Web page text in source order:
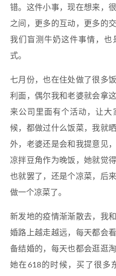
错。这件小事，现在想来，
之间，更多的互动，更多的
我们盲测牛奶这件事情，也
式。
七月份，也在住处做了很多
利面，偶尔我和老婆就会拿
来公司里面有个活动，让
候，都做过什么饭菜，我就
外，老婆还是会和我提意见
凉拌豆角作为晚饭，她就觉
也就罢了，还是个凉菜，后
做一个凉菜了。
新发地的疫情渐渐散去，我
婚路上越走越远，每天都会
备结婚的，每天也都会逛逛
她在618的时候，买了很多